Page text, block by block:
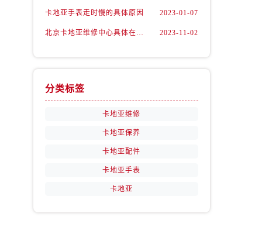
卡地亚手表走时慢的具体原因 2023-01-07
北京卡地亚维修中心具体在哪里？ 2023-11-02
分类标签
卡地亚维修
卡地亚保养
卡地亚配件
卡地亚手表
卡地亚